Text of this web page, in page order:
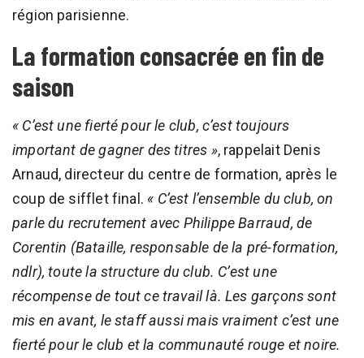
région parisienne.
La formation consacrée en fin de
saison
« C’est une fierté pour le club, c’est toujours
important de gagner des titres », rappelait Denis
Arnaud, directeur du centre de formation, après le
coup de sifflet final. « C’est l’ensemble du club, on
parle du recrutement avec Philippe Barraud, de
Corentin (Bataille, responsable de la pré-formation,
ndlr), toute la structure du club. C’est une
récompense de tout ce travail là. Les garçons sont
mis en avant, le staff aussi mais vraiment c’est une
fierté pour le club et la communauté rouge et noire.